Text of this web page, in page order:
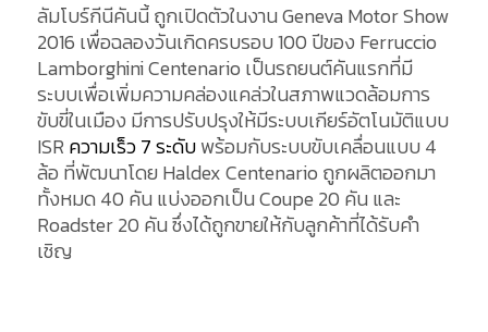
ลัมโบร์กีนีคันนี้ ถูกเปิดตัวในงาน Geneva Motor Show
2016 เพื่อฉลองวันเกิดครบรอบ 100 ปีของ Ferruccio
Lamborghini Centenario เป็นรถยนต์คันแรกที่มี
ระบบเพื่อเพิ่มความคล่องแคล่วในสภาพแวดล้อมการ
ขับขี่ในเมือง มีการปรับปรุงให้มีระบบเกียร์อัตโนมัติแบบ
ISR ความเร็ว 7 ระดับพร้อมกับระบบขับเคลื่อนแบบ 4
ล้อ ที่พัฒนาโดย Haldex Centenario ถูกผลิตออกมา
ทั้งหมด 40 คัน แบ่งออกเป็น Coupe 20 คัน และ
Roadster 20 คัน ซึ่งได้ถูกขายให้กับลูกค้าที่ได้รับคำ
เชิญ